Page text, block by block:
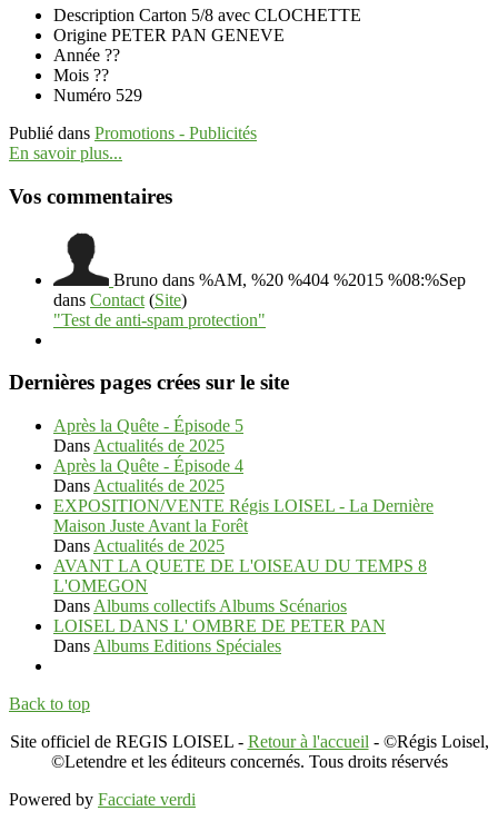
Description Carton 5/8 avec CLOCHETTE
Origine PETER PAN GENEVE
Année ??
Mois ??
Numéro 529
Publié dans Promotions - Publicités
En savoir plus...
Vos commentaires
Bruno dans %AM, %20 %404 %2015 %08:%Sep
dans Contact (Site)
"Test de anti-spam protection"
Dernières pages crées sur le site
Après la Quête - Épisode 5
Dans Actualités de 2025
Après la Quête - Épisode 4
Dans Actualités de 2025
EXPOSITION/VENTE Régis LOISEL - La Dernière
Maison Juste Avant la Forêt
Dans Actualités de 2025
AVANT LA QUETE DE L'OISEAU DU TEMPS 8
L'OMEGON
Dans Albums collectifs Albums Scénarios
LOISEL DANS L' OMBRE DE PETER PAN
Dans Albums Editions Spéciales
Back to top
Site officiel de REGIS LOISEL - Retour à l'accueil - ©Régis Loisel,
©Letendre et les éditeurs concernés. Tous droits réservés
Powered by Facciate verdi